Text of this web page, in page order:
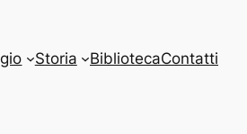
Storia BibliotecaContatti